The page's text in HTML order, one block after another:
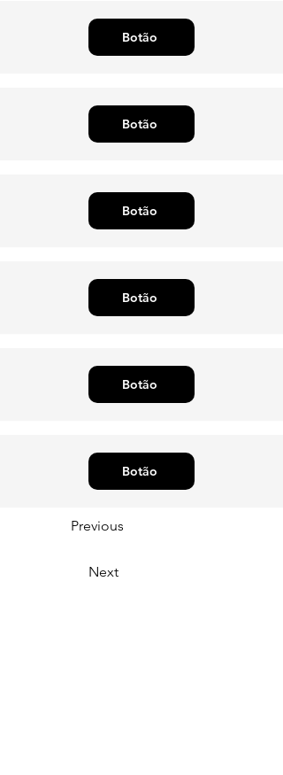
Botão
Botão
Botão
Botão
Botão
Botão
Previous
Next